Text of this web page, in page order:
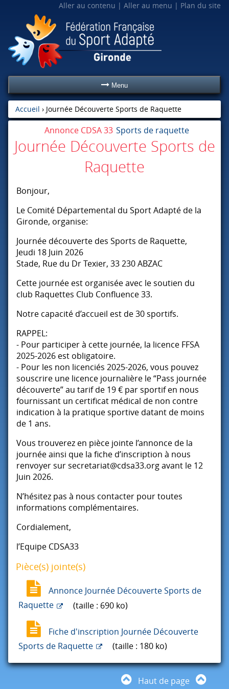
Aller au contenu Aller au menu Plan du site
Menu
Accueil › Journée Découverte Sports de Raquette
Annonce CDSA 33 Sports de raquette
Journée Découverte Sports de
Raquette
Bonjour,
Le Comité Départemental du Sport Adapté de la
Gironde, organise:
Journée découverte des Sports de Raquette,
Jeudi 18 Juin 2026
Stade, Rue du Dr Texier, 33 230ABZAC
Cette journée est organisée avec le soutien du
club Raquettes Club Confluence 33.
Notre capacité d’accueil est de 30 sportifs.
RAPPEL:
- Pour participer à cette journée, la licence FFSA
2025-2026 est obligatoire.
- Pour les non licenciés 2025-2026, vous pouvez
souscrire une licence journalière le “Pass journée
découverte” au tarif de 19 € par sportif en nous
fournissant un certificat médical de non contre
indication à la pratique sportive datant de moins
de 1 ans.
Vous trouverez en pièce jointe l’annonce de la
journée ainsi que la fiche d’inscription à nous
renvoyer sur secretariat@cdsa33.org avant le 12
Juin 2026.
N’hésitez pas à nous contacter pour toutes
informations complémentaires.
Cordialement,
l’Equipe CDSA33
Pièce(s) jointe(s)
Annonce Journée Découverte Sports de
Raquette
(taille : 690 ko)
Fiche d'inscription Journée Découverte
Sports de Raquette
(taille : 180 ko)
Haut de page